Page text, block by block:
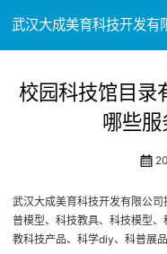
武汉大成美育科技开发有
校园科技馆目录
哪些
武汉大成美育科技开发有限公
普模型、科技教具、科技模型
教科技产品、科学diy、科普展